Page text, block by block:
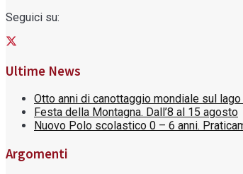
Seguici su:
Ultime News
Otto anni di canottaggio mondiale sul
Festa della Montagna. Dall’8 al 15 agosto
Nuovo Polo scolastico 0 – 6 anni.
Argomenti